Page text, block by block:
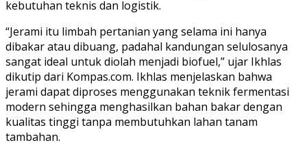
kebutuhan teknis dan logistik.
“Jerami itu limbah pertanian yang selama ini hanya
dibakar atau dibuang, padahal kandungan selulosanya
sangat ideal untuk diolah menjadi biofuel,” ujar Ikhlas
dikutip dari Kompas.com. Ikhlas menjelaskan bahwa
jerami dapat diproses menggunakan teknik fermentasi
modern sehingga menghasilkan bahan bakar dengan
kualitas tinggi tanpa membutuhkan lahan tanam
tambahan.